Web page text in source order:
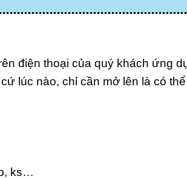
điện thoại của quý khách ứng
lúc nào, chỉ cần mở lên là có
ks…